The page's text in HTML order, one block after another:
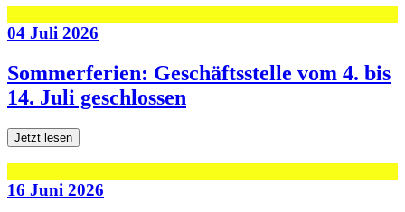
04 Juli 2026
Sommerferien: Geschäftsstelle vom 4. bis
14. Juli geschlossen
Jetzt lesen
16 Juni 2026